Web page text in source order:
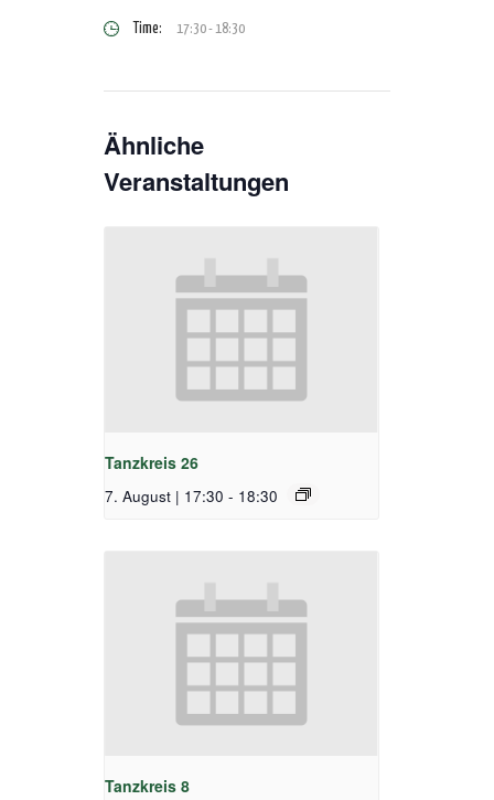
Time: 17:30 - 18:30
Ähnliche
Veranstaltungen
Tanzkreis 26
7. August | 17:30 - 18:30
Tanzkreis 8